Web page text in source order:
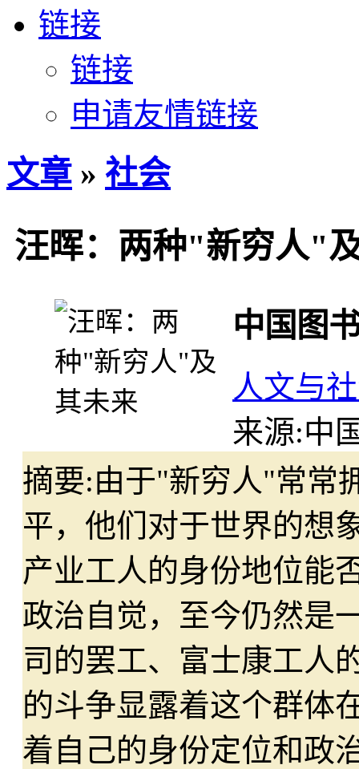
链接
链接
申请友情链接
文章 » 社会
汪晖：两种"新穷人"
中国图
人文与
来源:中
摘要:由于"新穷人"常常
平，他们对于世界的想
产业工人的身份地位能
政治自觉，至今仍然是
司的罢工、富士康工人
的斗争显露着这个群体
着自己的身份定位和政